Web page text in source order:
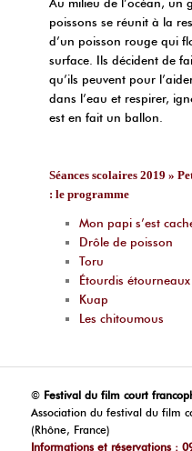
poissons se réunit à la
d’un poisson rouge qui
surface. Ils décident de
qu’ils peuvent pour
dans l’eau et respirer,
est en fait un ballon.
Séances scolaires 2019 »
: le programme
Mon papi s’est
Drôle de poisson
Toru
Étourdis étourneaux
Kuap
Les chitoumous
© Festival du film court
Association du festival du film
(Rhône, France)
Informations et réservations :